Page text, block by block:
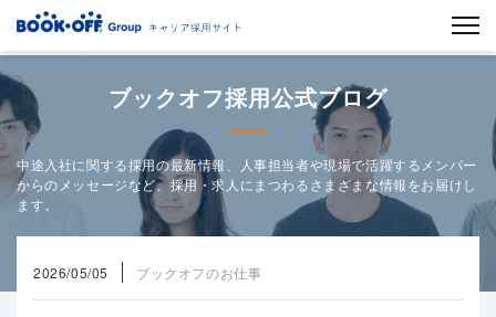
ブックオフ採用公式ブログ
中途入社に関する採用の最新情報、人事担当者や現場で活躍するメンバー
からのメッセージなど、採用・求人にまつわるさまざまな情報をお届けし
ます。
2026/05/05 ブックオフのお仕事